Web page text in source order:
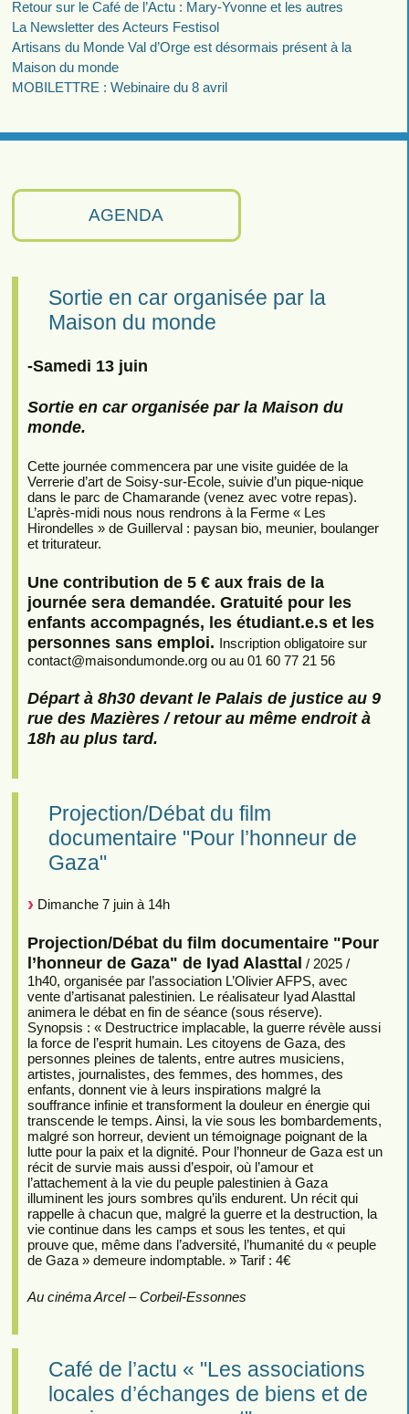
AGENDA
Sortie en car organisée par la
Maison du monde
-Samedi 13 juin
Sortie en car organisée par la Maison du
monde.
Cette journée commencera par une visite guidée de la
Verrerie d’art de Soisy-sur-Ecole, suivie d’un pique-nique
dans le parc de Chamarande (venez avec votre repas).
L’après-midi nous nous rendrons à la Ferme « Les
Hirondelles » de Guillerval : paysan bio, meunier, boulanger
et triturateur.
Une contribution de 5 € aux frais de la
journée sera demandée. Gratuité pour les
enfants accompagnés, les étudiant.e.s et les
personnes sans emploi. Inscription obligatoire sur
contact@maisondumonde.org ou au 01 60 77 21 56
Départ à 8h30 devant le Palais de justice au 9
rue des Mazières / retour au même endroit à
18h au plus tard.
Projection/Débat du film
documentaire "Pour l’honneur de
Gaza"
Dimanche 7 juin à 14h
Projection/Débat du film documentaire "Pour
l’honneur de Gaza" de Iyad Alasttal / 2025 /
1h40, organisée par l’association L’Olivier AFPS, avec
vente d’artisanat palestinien. Le réalisateur Iyad Alasttal
animera le débat en fin de séance (sous réserve).
Synopsis : « Destructrice implacable, la guerre révèle aussi
la force de l’esprit humain. Les citoyens de Gaza, des
personnes pleines de talents, entre autres musiciens,
artistes, journalistes, des femmes, des hommes, des
enfants, donnent vie à leurs inspirations malgré la
souffrance infinie et transforment la douleur en énergie qui
transcende le temps. Ainsi, la vie sous les bombardements,
malgré son horreur, devient un témoignage poignant de la
lutte pour la paix et la dignité. Pour l’honneur de Gaza est un
récit de survie mais aussi d’espoir, où l’amour et
l’attachement à la vie du peuple palestinien à Gaza
illuminent les jours sombres qu’ils endurent. Un récit qui
rappelle à chacun que, malgré la guerre et la destruction, la
vie continue dans les camps et sous les tentes, et qui
prouve que, même dans l’adversité, l’humanité du « peuple
de Gaza » demeure indomptable. » Tarif : 4€
Au cinéma Arcel – Corbeil-Essonnes
Café de l’actu « "Les associations
locales d’échanges de biens et de
Retour sur le Café de l’Actu : Mary-Yvonne et les autres
La Newsletter des Acteurs Festisol
Artisans du Monde Val d’Orge est désormais présent à la
Maison du monde
MOBILETTRE : Webinaire du 8 avril